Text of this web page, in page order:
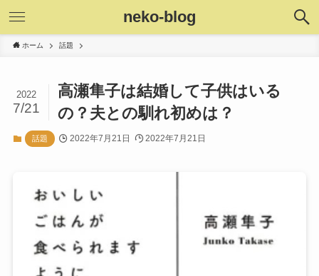
neko-blog
ホーム 話題
高瀬隼子は結婚して子供はいる
の？夫との馴れ初めは？
2022
7/21
話題 2022年7月21日 2022年7月21日